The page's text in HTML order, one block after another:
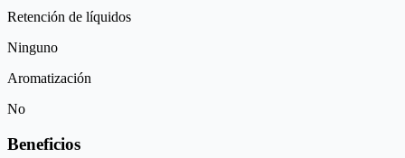
Retención de líquidos
Ninguno
Aromatización
No
Beneficios